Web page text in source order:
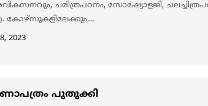
ചരിത്രപഠനം, സോഷ്യോളജി,
കോഴ്സുകളിലേക്കും,...
2023
പുതുക്കി